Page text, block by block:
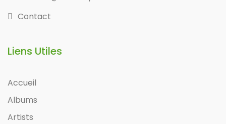
Contact
Liens Utiles
Accueil
Albums
Artists